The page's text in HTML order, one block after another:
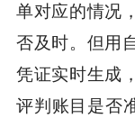
单对应的情况
否及时。但用
凭证实时生成
评判账目是否